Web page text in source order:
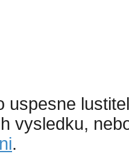
uspesne
vysledku,
.